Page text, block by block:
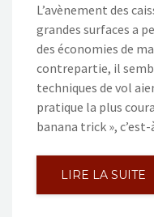
L’avènement des
grandes surfaces a
des économies de
contrepartie, il
techniques de vol
pratique la plus
banana trick »,
LIRE LA SUITE